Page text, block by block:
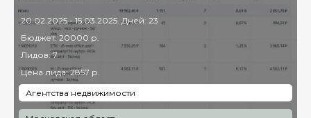
20.02.2025 - 15.03.2025. Дней: 23
Бюджет: 20000 р.
Лидов: 7
Цена лида: 2857 р.
Агентства недвижимости